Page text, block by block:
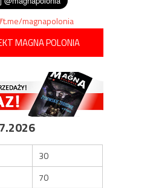
t.me/magnapolonia
MAGNA POLONIA
30
70